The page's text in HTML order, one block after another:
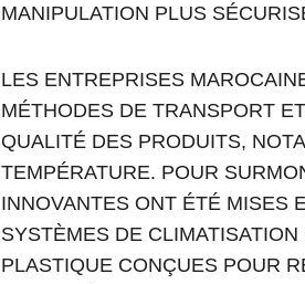
MANIPULATION PLUS
LES ENTREPRISES
MÉTHODES DE TRANSPORT
QUALITÉ DES PRODUITS,
TEMPÉRATURE. POUR
INNOVANTES ONT ÉTÉ MISES
SYSTÈMES DE
PLASTIQUE CONÇUES POUR